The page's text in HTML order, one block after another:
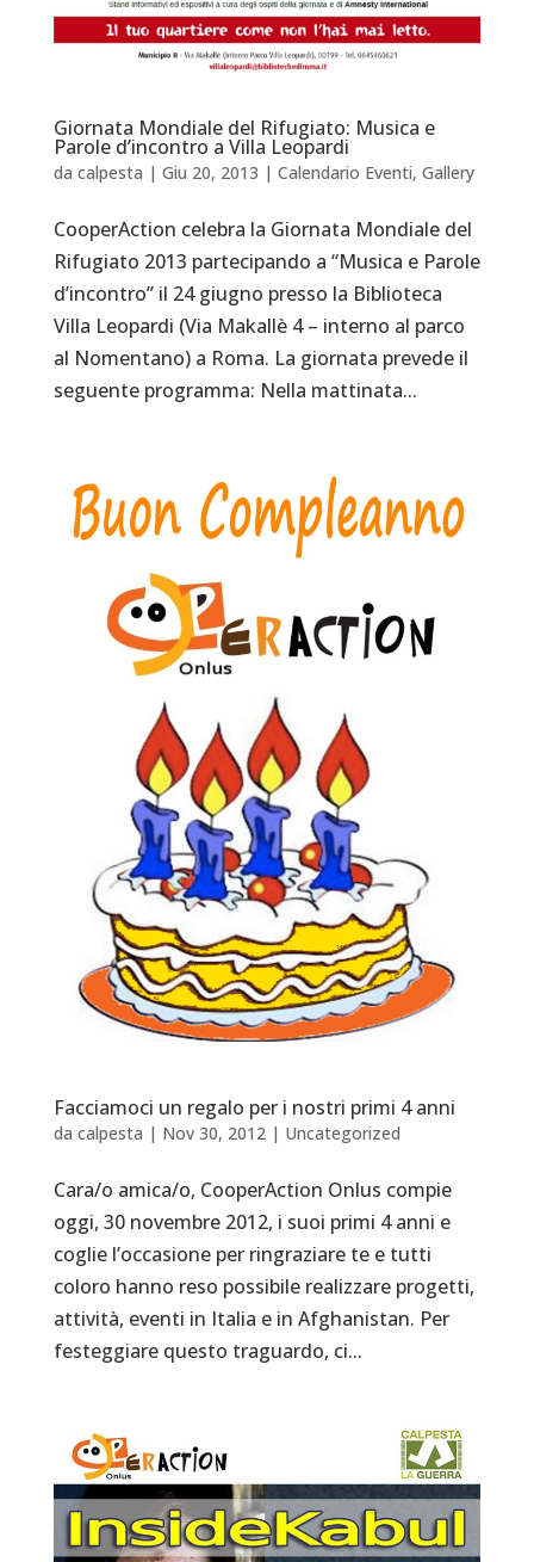
Giornata Mondiale del Rifugiato: Musica e
Parole d’incontro a Villa Leopardi
da calpesta | Giu 20, 2013 | Calendario Eventi, Gallery
CooperAction celebra la Giornata Mondiale del
Rifugiato 2013 partecipando a “Musica e Parole
d’incontro” il 24 giugno presso la Biblioteca
Villa Leopardi (Via Makallè 4 – interno al parco
al Nomentano) a Roma. La giornata prevede il
seguente programma: Nella mattinata...
Facciamoci un regalo per i nostri primi 4 anni
da calpesta | Nov 30, 2012| Uncategorized
Cara/o amica/o, CooperAction Onlus compie
oggi, 30 novembre 2012, i suoi primi 4 anni e
coglie l’occasione per ringraziare te e tutti
coloro hanno reso possibile realizzare progetti,
attività, eventi in Italia e in Afghanistan. Per
festeggiare questo traguardo, ci...